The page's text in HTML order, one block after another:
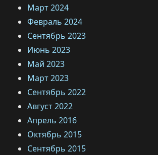
Март 2024
Февраль 2024
Сентябрь 2023
Июнь 2023
Май 2023
Март 2023
Сентябрь 2022
Август 2022
Апрель 2016
Октябрь 2015
Сентябрь 2015